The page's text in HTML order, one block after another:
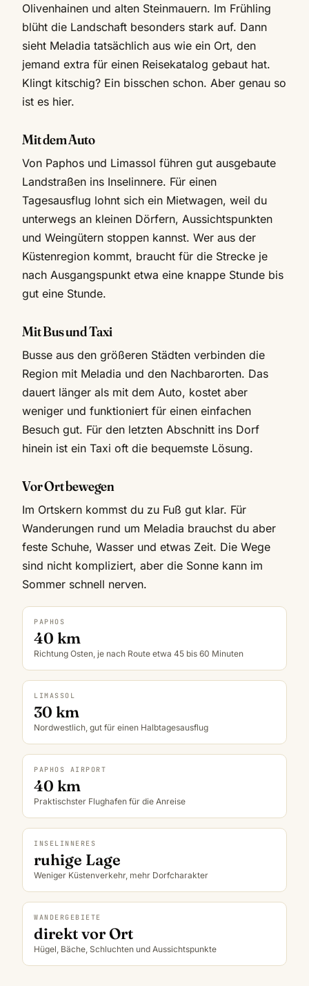
Olivenhainen und alten Steinmauern. Im Frühling
blüht die Landschaft besonders stark auf. Dann
sieht Meladia tatsächlich aus wie ein Ort, den
jemand extra für einen Reisekatalog gebaut hat.
Klingt kitschig? Ein bisschen schon. Aber genau so
ist es hier.
Mit dem Auto
Von Paphos und Limassol führen gut ausgebaute
Landstraßen ins Inselinnere. Für einen
Tagesausflug lohnt sich ein Mietwagen, weil du
unterwegs an kleinen Dörfern, Aussichtspunkten
und Weingütern stoppen kannst. Wer aus der
Küstenregion kommt, braucht für die Strecke je
nach Ausgangspunkt etwa eine knappe Stunde bis
gut eine Stunde.
Mit Bus und Taxi
Busse aus den größeren Städten verbinden die
Region mit Meladia und den Nachbarorten. Das
dauert länger als mit dem Auto, kostet aber
weniger und funktioniert für einen einfachen
Besuch gut. Für den letzten Abschnitt ins Dorf
hinein ist ein Taxi oft die bequemste Lösung.
Vor Ort bewegen
Im Ortskern kommst du zu Fuß gut klar. Für
Wanderungen rund um Meladia brauchst du aber
feste Schuhe, Wasser und etwas Zeit. Die Wege
sind nicht kompliziert, aber die Sonne kann im
Sommer schnell nerven.
PAPHOS
40 km
Richtung Osten, je nach Route etwa 45 bis 60 Minuten
LIMASSOL
30 km
Nordwestlich, gut für einen Halbtagesausflug
PAPHOS AIRPORT
40 km
Praktischster Flughafen für die Anreise
INSELINNERES
ruhige Lage
Weniger Küstenverkehr, mehr Dorfcharakter
WANDERGEBIETE
direkt vor Ort
Hügel, Bäche, Schluchten und Aussichtspunkte